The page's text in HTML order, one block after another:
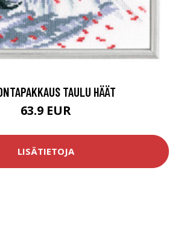
TAULU HÄÄT
63.9 EUR
LISÄTIETOJA